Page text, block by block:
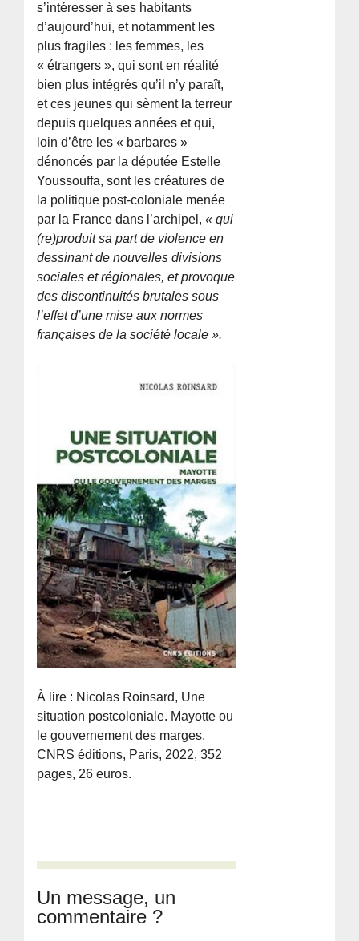
s’intéresser à ses habitants
d’aujourd’hui, et notamment les
plus fragiles : les femmes, les
« étrangers », qui sont en réalité
bien plus intégrés qu’il n’y paraît,
et ces jeunes qui sèment la terreur
depuis quelques années et qui,
loin d’être les « barbares »
dénoncés par la députée Estelle
Youssouffa, sont les créatures de
la politique post-coloniale menée
par la France dans l’archipel,« qui
(re)produit sa part de violence en
dessinant de nouvelles divisions
sociales et régionales, et provoque
des discontinuités brutales sous
l’effet d’une mise aux normes
françaises de la société locale ».
À lire : Nicolas Roinsard, Une
situation postcoloniale. Mayotte ou
le gouvernement des marges,
CNRS éditions, Paris, 2022, 352
pages, 26 euros.
Un message, un
commentaire ?